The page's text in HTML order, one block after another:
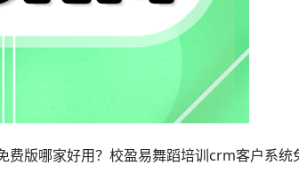
费版哪家好用？校盈易舞蹈培训crm客户系统